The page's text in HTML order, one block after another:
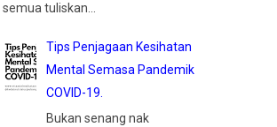
semua tuliskan...
Tips Penjagaan Kesihatan
Mental Semasa Pandemik
COVID-19.
Bukan senang nak